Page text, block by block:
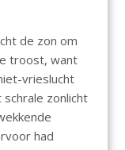
de zon om
troost, want
vrieslucht
zonlicht
had